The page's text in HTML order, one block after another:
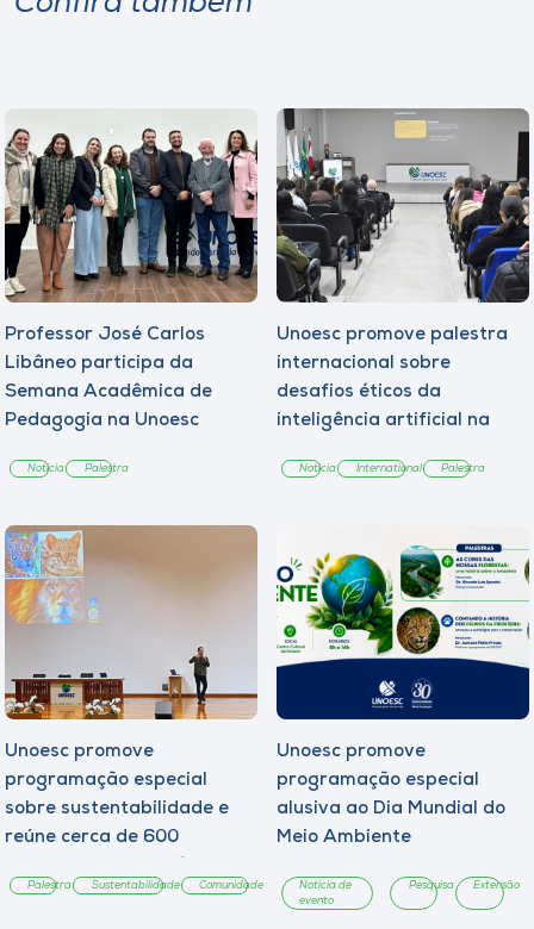
Professor José Carlos
Libâneo participa da
Semana Acadêmica de
Pedagogia na Unoesc
Notícia Palestra
Unoesc promove palestra
internacional sobre
desafios éticos da
inteligência artificial na
Notícia International Palestra
Unoesc promove
programação especial
sobre sustentabilidade e
reúne cerca de 600
Palestra Sustentabilidade Comunidade
Unoesc promove
programação especial
alusiva ao Dia Mundial do
Meio Ambiente
Notícia de
evento
Pesquisa Extensão